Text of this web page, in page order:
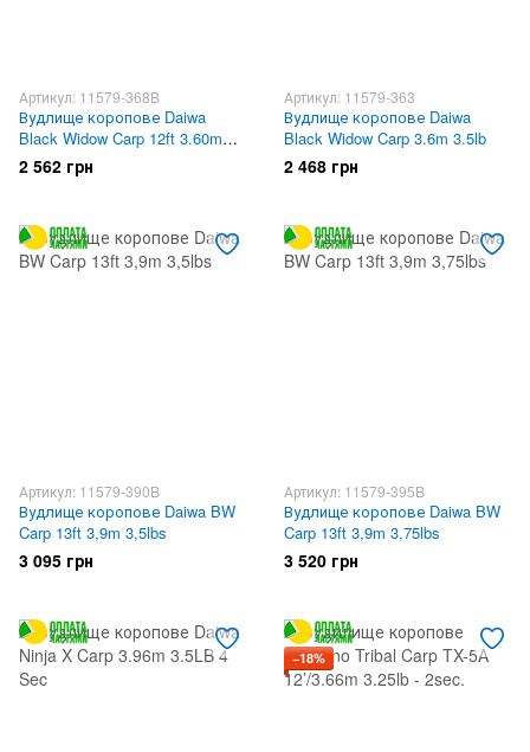
Артикул: 11579-368B
Вудлище коропове Daiwa
Black Widow Carp 12ft 3.60m
3lbs
2 562 грн
Артикул: 11579-363
Вудлище коропове Daiwa
Black Widow Carp 3.6m 3.5lb
2 468 грн
Артикул: 11579-390B
Вудлище коропове Daiwa BW
Carp 13ft 3,9m 3,5lbs
3 095 грн
Артикул: 11579-395B
Вудлище коропове Daiwa BW
Carp 13ft 3,9m 3,75lbs
3 520 грн
−18%